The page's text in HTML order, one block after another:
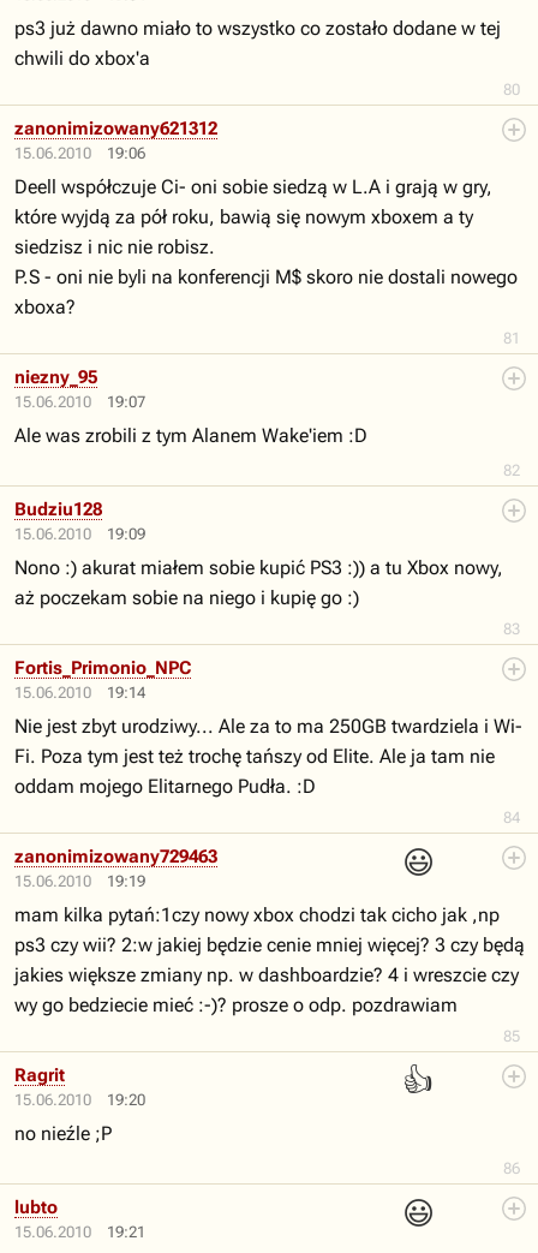
80
ps3 już dawno miało to wszystko co zostało dodane w tej
chwili do xbox'a
15.06.2010 19:06
81
zanonimizowany621312
Deell współczuje Ci- oni sobie siedzą w L.A i grają w gry,
które wyjdą za pół roku, bawią się nowym xboxem a ty
siedzisz i nic nie robisz.
P.S - oni nie byli na konferencji M$ skoro nie dostali nowego
xboxa?
15.06.2010 19:07
82
niezny_95
Ale was zrobili z tym Alanem Wake'iem :D
15.06.2010 19:09
83
Budziu128
Nono :) akurat miałem sobie kupić PS3 :)) a tu Xbox nowy,
aż poczekam sobie na niego i kupię go :)
15.06.2010 19:14
84
Fortis_Primonio_NPC
Nie jest zbyt urodziwy... Ale za to ma 250GB twardziela i Wi-
Fi. Poza tym jest też trochę tańszy od Elite. Ale ja tam nie
oddam mojego Elitarnego Pudła. :D
15.06.2010 19:19
😃
85
zanonimizowany729463
mam kilka pytań:1czy nowy xbox chodzi tak cicho jak ,np
ps3 czy wii? 2:w jakiej będzie cenie mniej więcej? 3 czy będą
jakies większe zmiany np. w dashboardzie? 4 i wreszcie czy
wy go bedziecie mieć :-)? prosze o odp. pozdrawiam
15.06.2010 19:20
👍
86
Ragrit
no nieźle ;P
15.06.2010 19:21
😃
lubto